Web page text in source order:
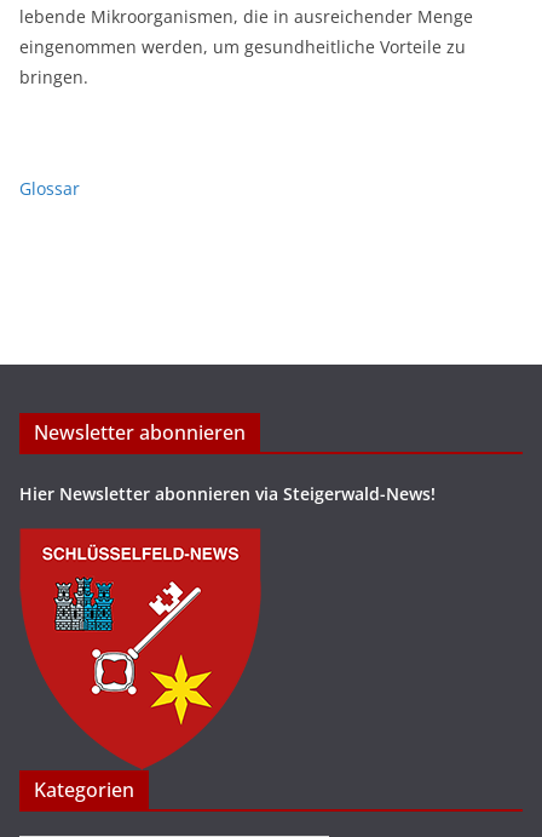
lebende Mikroorganismen, die in ausreichender Menge
eingenommen werden, um gesundheitliche Vorteile zu
bringen.
Glossar
Newsletter abonnieren
Hier Newsletter abonnieren via Steigerwald-News!
Kategorien